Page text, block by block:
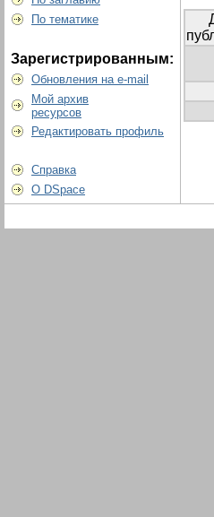
По тематике
Зарегистрированным:
Обновления на e-mail
Мой архив
ресурсов
Редактировать профиль
Справка
О DSpace